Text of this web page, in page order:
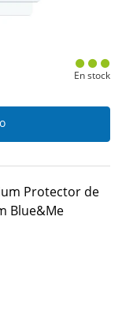
En stock
Protector de
Blue&Me